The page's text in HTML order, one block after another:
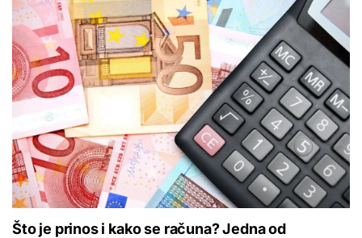
Što je prinos i kako se računa? Jedna od